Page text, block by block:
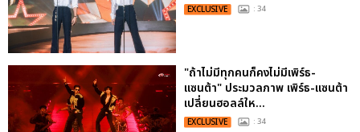
EXCLUSIVE : 34
"ถ้าไม่มีทุกคนก็คงไม่มีเพิร์ธ-
แซนต้า" ประมวลภาพ เพิร์ธ-แซนต้า
เปลี่ยนฮอลล์ให...
EXCLUSIVE : 34